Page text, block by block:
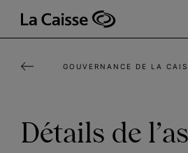
principal
GOUVERNANCE DE LA
Détails de